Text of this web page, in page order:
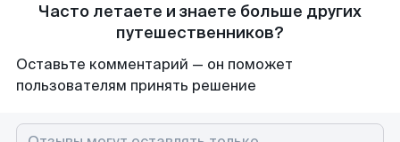
Часто летаете и знаете больше других
путешественников?
Оставьте комментарий — он поможет
пользователям принять решение